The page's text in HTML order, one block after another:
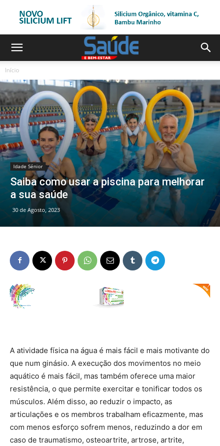
Início
Idade Sénior
Saiba como usar a piscina para melhorar
a sua saúde
30 de Agosto, 2023
A atividade física na água é mais fácil e mais motivante do
que num ginásio. A execução dos movimentos no meio
aquático é mais fácil, mas também oferece uma maior
resistência, o que permite exercitar e tonificar todos os
músculos. Além disso, ao reduzir o impacto, as
articulações e os membros trabalham eficazmente, mas
com menos esforço sofrem menos, reduzindo a dor em
caso de traumatismo, osteoartrite, artrose, artrite,